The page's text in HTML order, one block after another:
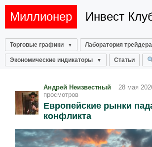
Миллионер Инвест
Торговые графики Лаборатория трейдера
Экономические индикаторы Статьи
Андрей Неизвестный 28 мая
просмотров
Европейские рынки
конфликта